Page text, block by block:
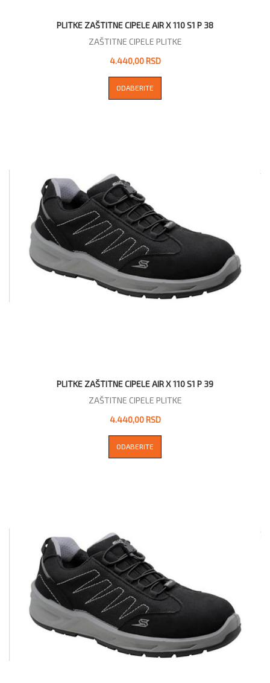
PLITKE ZAŠTITNE CIPELE AIR X 110 S1 P 38
ZAŠTITNE CIPELE PLITKE
4.440,00 RSD
ODABERITE
PLITKE ZAŠTITNE CIPELE AIR X 110 S1 P 39
ZAŠTITNE CIPELE PLITKE
4.440,00 RSD
ODABERITE